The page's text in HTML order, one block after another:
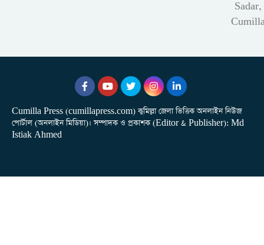
Sadar,
Cumilla Press (cumillapress.com) কুমিল্লা জেলা ভিত্তিক অনলাইন নিউজ
পোর্টাল (অনলাইন মিডিয়া)। সম্পাদক ও প্রকাশক (Editor & Publisher): Md
Istiak Ahmed